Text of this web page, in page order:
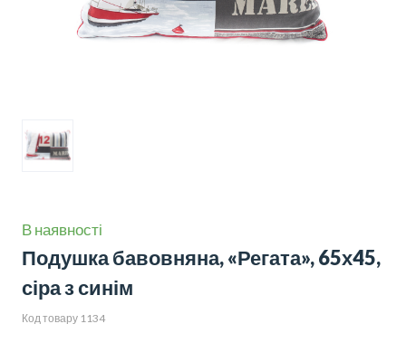
В наявності
Подушка бавовняна, «Регата», 65х45,
сіра з синім
Код товару 1134